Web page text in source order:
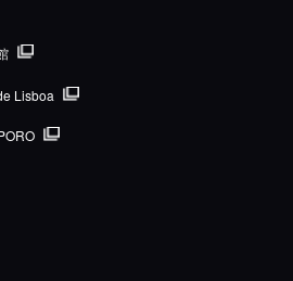
Lisboa